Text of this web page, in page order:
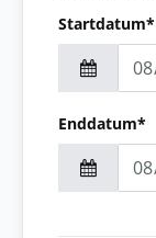
Startdatum*
Enddatum*